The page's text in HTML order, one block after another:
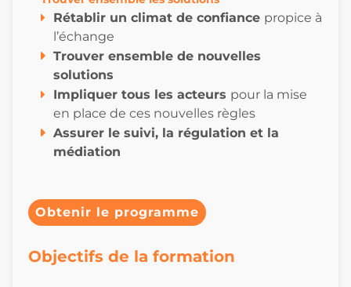
Rétablir un climat de confiance propice à
l’échange
Trouver ensemble de nouvelles
solutions
Impliquer tous les acteurs pour la mise
en place de ces nouvelles règles
Assurer le suivi, la régulation et la
médiation
Obtenir le programme
Objectifs de la formation